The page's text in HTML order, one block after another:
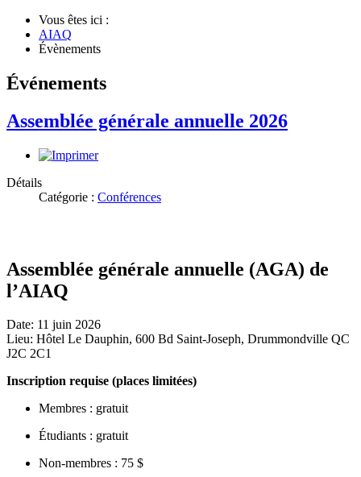
Vous êtes ici :
AIAQ
Évènements
Événements
Assemblée générale annuelle 2026
Détails
Catégorie : Conférences
Assemblée générale annuelle (AGA) de
l’AIAQ
Date: 11 juin 2026
Lieu: Hôtel Le Dauphin, 600 Bd Saint-Joseph, Drummondville QC
J2C 2C1
Inscription requise (places limitées)
Membres : gratuit
Étudiants : gratuit
Non-membres : 75 $